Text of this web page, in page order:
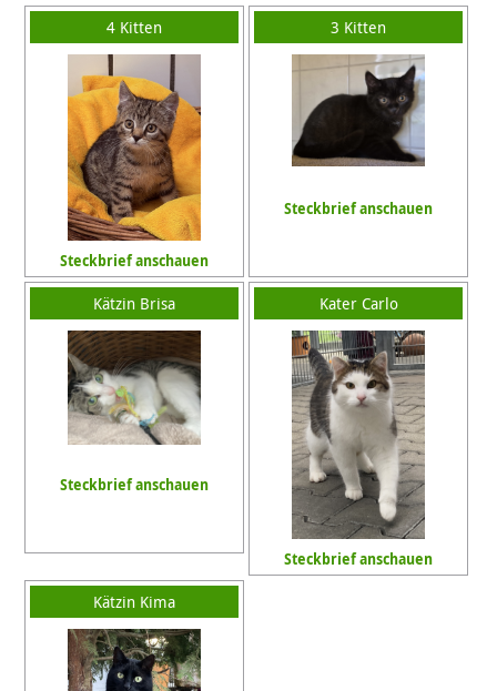
4 Kitten
Steckbrief anschauen
3 Kitten
Steckbrief anschauen
Kätzin Brisa
Steckbrief anschauen
Kater Carlo
Steckbrief anschauen
Kätzin Kima